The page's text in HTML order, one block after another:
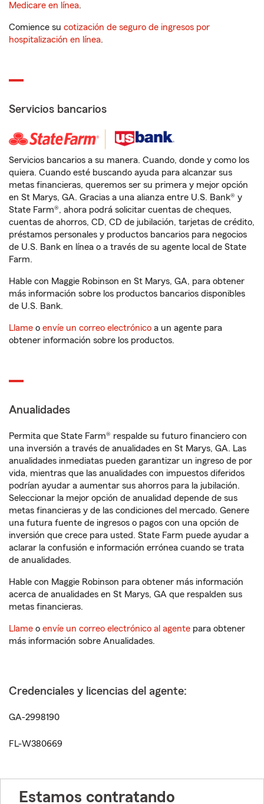
Medicare en línea.
Comience su cotización de seguro de ingresos por
hospitalización en línea.
Servicios bancarios
Servicios bancarios a su manera. Cuando, donde y como los
quiera. Cuando esté buscando ayuda para alcanzar sus
metas financieras, queremos ser su primera y mejor opción
en St Marys, GA. Gracias a una alianza entre U.S. Bank® y
State Farm®, ahora podrá solicitar cuentas de cheques,
cuentas de ahorros, CD, CD de jubilación, tarjetas de crédito,
préstamos personales y productos bancarios para negocios
de U.S. Bank en línea o a través de su agente local de State
Farm.
Hable con Maggie Robinson en St Marys, GA, para obtener
más información sobre los productos bancarios disponibles
de U.S. Bank.
Llame o envíe un correo electrónico a un agente para
obtener información sobre los productos.
Anualidades
Permita que State Farm® respalde su futuro financiero con
una inversión a través de anualidades en St Marys, GA. Las
anualidades inmediatas pueden garantizar un ingreso de por
vida, mientras que las anualidades con impuestos diferidos
podrían ayudar a aumentar sus ahorros para la jubilación.
Seleccionar la mejor opción de anualidad depende de sus
metas financieras y de las condiciones del mercado. Genere
una futura fuente de ingresos o pagos con una opción de
inversión que crece para usted. State Farm puede ayudar a
aclarar la confusión e información errónea cuando se trata
de anualidades.
Hable con Maggie Robinson para obtener más información
acerca de anualidades en St Marys, GA que respalden sus
metas financieras.
Llame o envíe un correo electrónico al agente para obtener
más información sobre Anualidades.
Credenciales y licencias del agente:
GA-2998190
FL-W380669
Estamos contratando